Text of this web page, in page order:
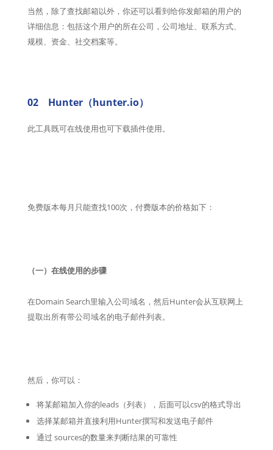
当然，除了查找邮箱以外，你还可以看到给你发邮箱的用户的
详细信息： 包括这个用户的所在公司，公司地址、联系方式、
规模、资金、社交档案等。
02 Hunter（hunter.io）
此工具既可在线使用也可下载插件使用。
免费版本每月只能查找100次，付费版本的价格如下：
（一）在线使用的步骤
在Domain Search里输入公司域名，然后Hunter会从互联网上
提取出所有带公司域名的电子邮件列表。
然后，你可以：
将某邮箱加入你的leads（列表），后面可以csv的格式导出
选择某邮箱并直接利用Hunter撰写和发送电子邮件
通过 sources的数量来判断结果的可靠性